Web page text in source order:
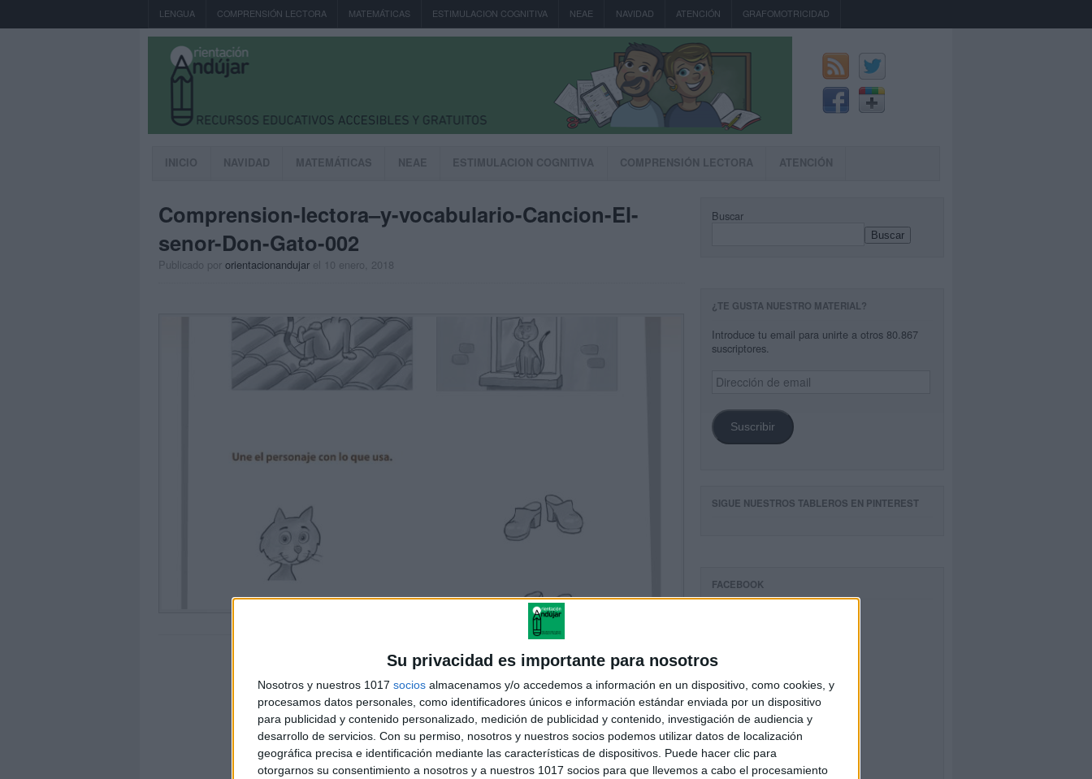
Su privacidad es importante para nosotros
Nosotros y nuestros 1017 socios almacenamos y/o accedemos a información en un dispositivo, como cookies, y
procesamos datos personales, como identificadores únicos e información estándar enviada por un dispositivo
para publicidad y contenido personalizado, medición de publicidad y contenido, investigación de audiencia y
desarrollo de servicios. Con su permiso, nosotros y nuestros socios podemos utilizar datos de localización
geográfica precisa e identificación mediante las características de dispositivos. Puede hacer clic para
otorgarnos su consentimiento a nosotros y a nuestros 1017 socios para que llevemos a cabo el procesamiento
LENGUA COMPRENSIÓN LECTORA MATEMÁTICAS ESTIMULACION COGNITIVA NEAE NAVIDAD ATENCIÓN GRAFOMOTRICIDAD
INICIO NAVIDAD MATEMÁTICAS NEAE ESTIMULACION COGNITIVA COMPRENSIÓN LECTORA ATENCIÓN
Comprension-lectora–y-vocabulario-Cancion-El-
senor-Don-Gato-002
Publicado por orientacionandujar el 10 enero, 2018
Buscar
Buscar
¿TE GUSTA NUESTRO MATERIAL?
Introduce tu email para unirte a otros 80.867
suscriptores.
Dirección
de
Suscribir
SIGUE NUESTROS TABLEROS EN PINTEREST
FACEBOOK